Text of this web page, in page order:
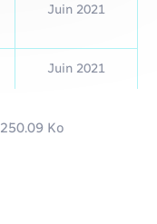
Juin 2021
Juin 2021
250.09 Ko